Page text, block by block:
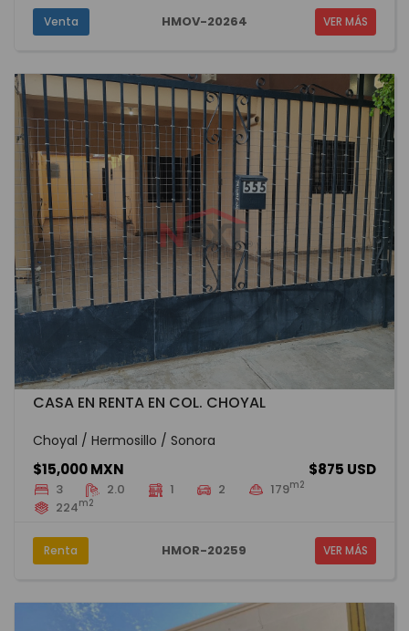
Venta HMOV-20264 VER MÁS
CASA EN RENTA EN COL. CHOYAL
Choyal / Hermosillo / Sonora
$15,000 MXN $875 USD
3 2.0 1 2 179m2
224m2
Renta HMOR-20259 VER MÁS